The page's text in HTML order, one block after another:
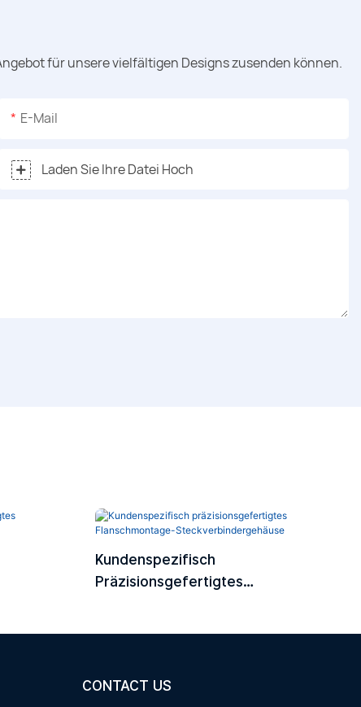
für unsere vielfältigen Designs zusenden können.
E-Mail
Laden Sie Ihre Datei Hoch
Kundenspezifisch
Präzisionsgefertigtes
CONTACT US